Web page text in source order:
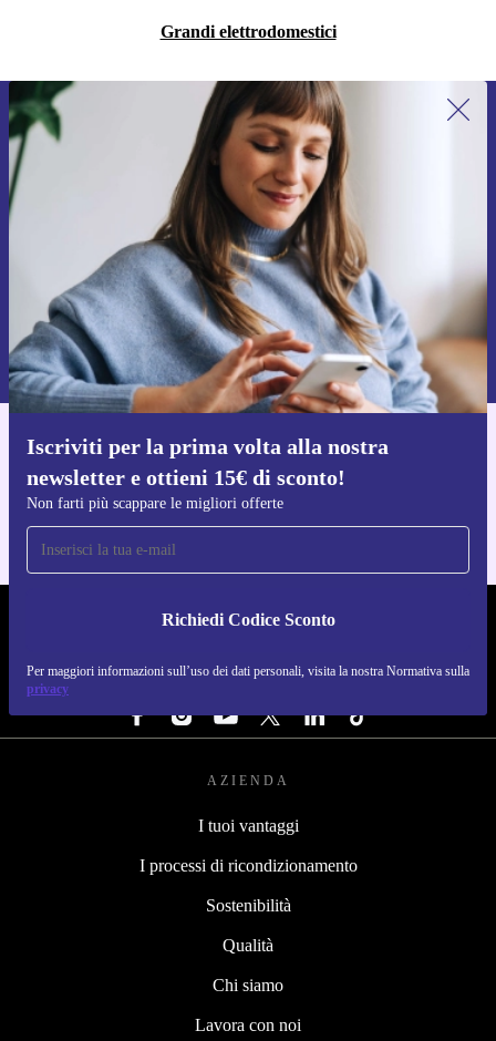
Grandi elettrodomestici
Iscriviti per la prima volta alla nostra
newsletter e ottieni 15€ di sconto!
Non farti più scappare le migliori offerte
Richiedi Codice Sconto
Per maggiori informazioni sull’uso dei dati personali, visita la nostra Normativa sulla
privacy
Iscriviti per la prima volta alla nostra
newsletter e ottieni 15€ di sconto!
Non farti più scappare le migliori offerte.
Richiedi codice sconto
Per maggiori informazioni sull’uso dei dati personali, visita la nostra
Normativa sulla privacy
Scarica l'app di refurbed
Per iOS e Android
REFURBED ITALIA - RETHINK NEW.
SEGUICI SU
AZIENDA
I tuoi vantaggi
I processi di ricondizionamento
Sostenibilità
Qualità
Chi siamo
Lavora con noi